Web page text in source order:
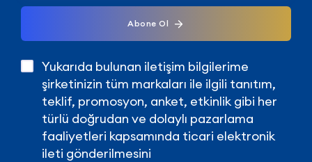
Abone Ol
Yukarıda bulunan iletişim bilgilerime
şirketinizin tüm markaları ile ilgili tanıtım,
teklif, promosyon, anket, etkinlik gibi her
türlü doğrudan ve dolaylı pazarlama
faaliyetleri kapsamında ticari elektronik
ileti gönderilmesini